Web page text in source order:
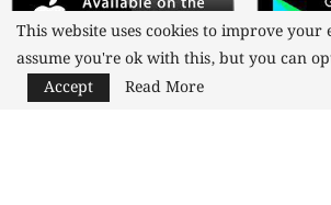
This website uses cookies to improve your
assume you're ok with this, but you can
Accept
Read More